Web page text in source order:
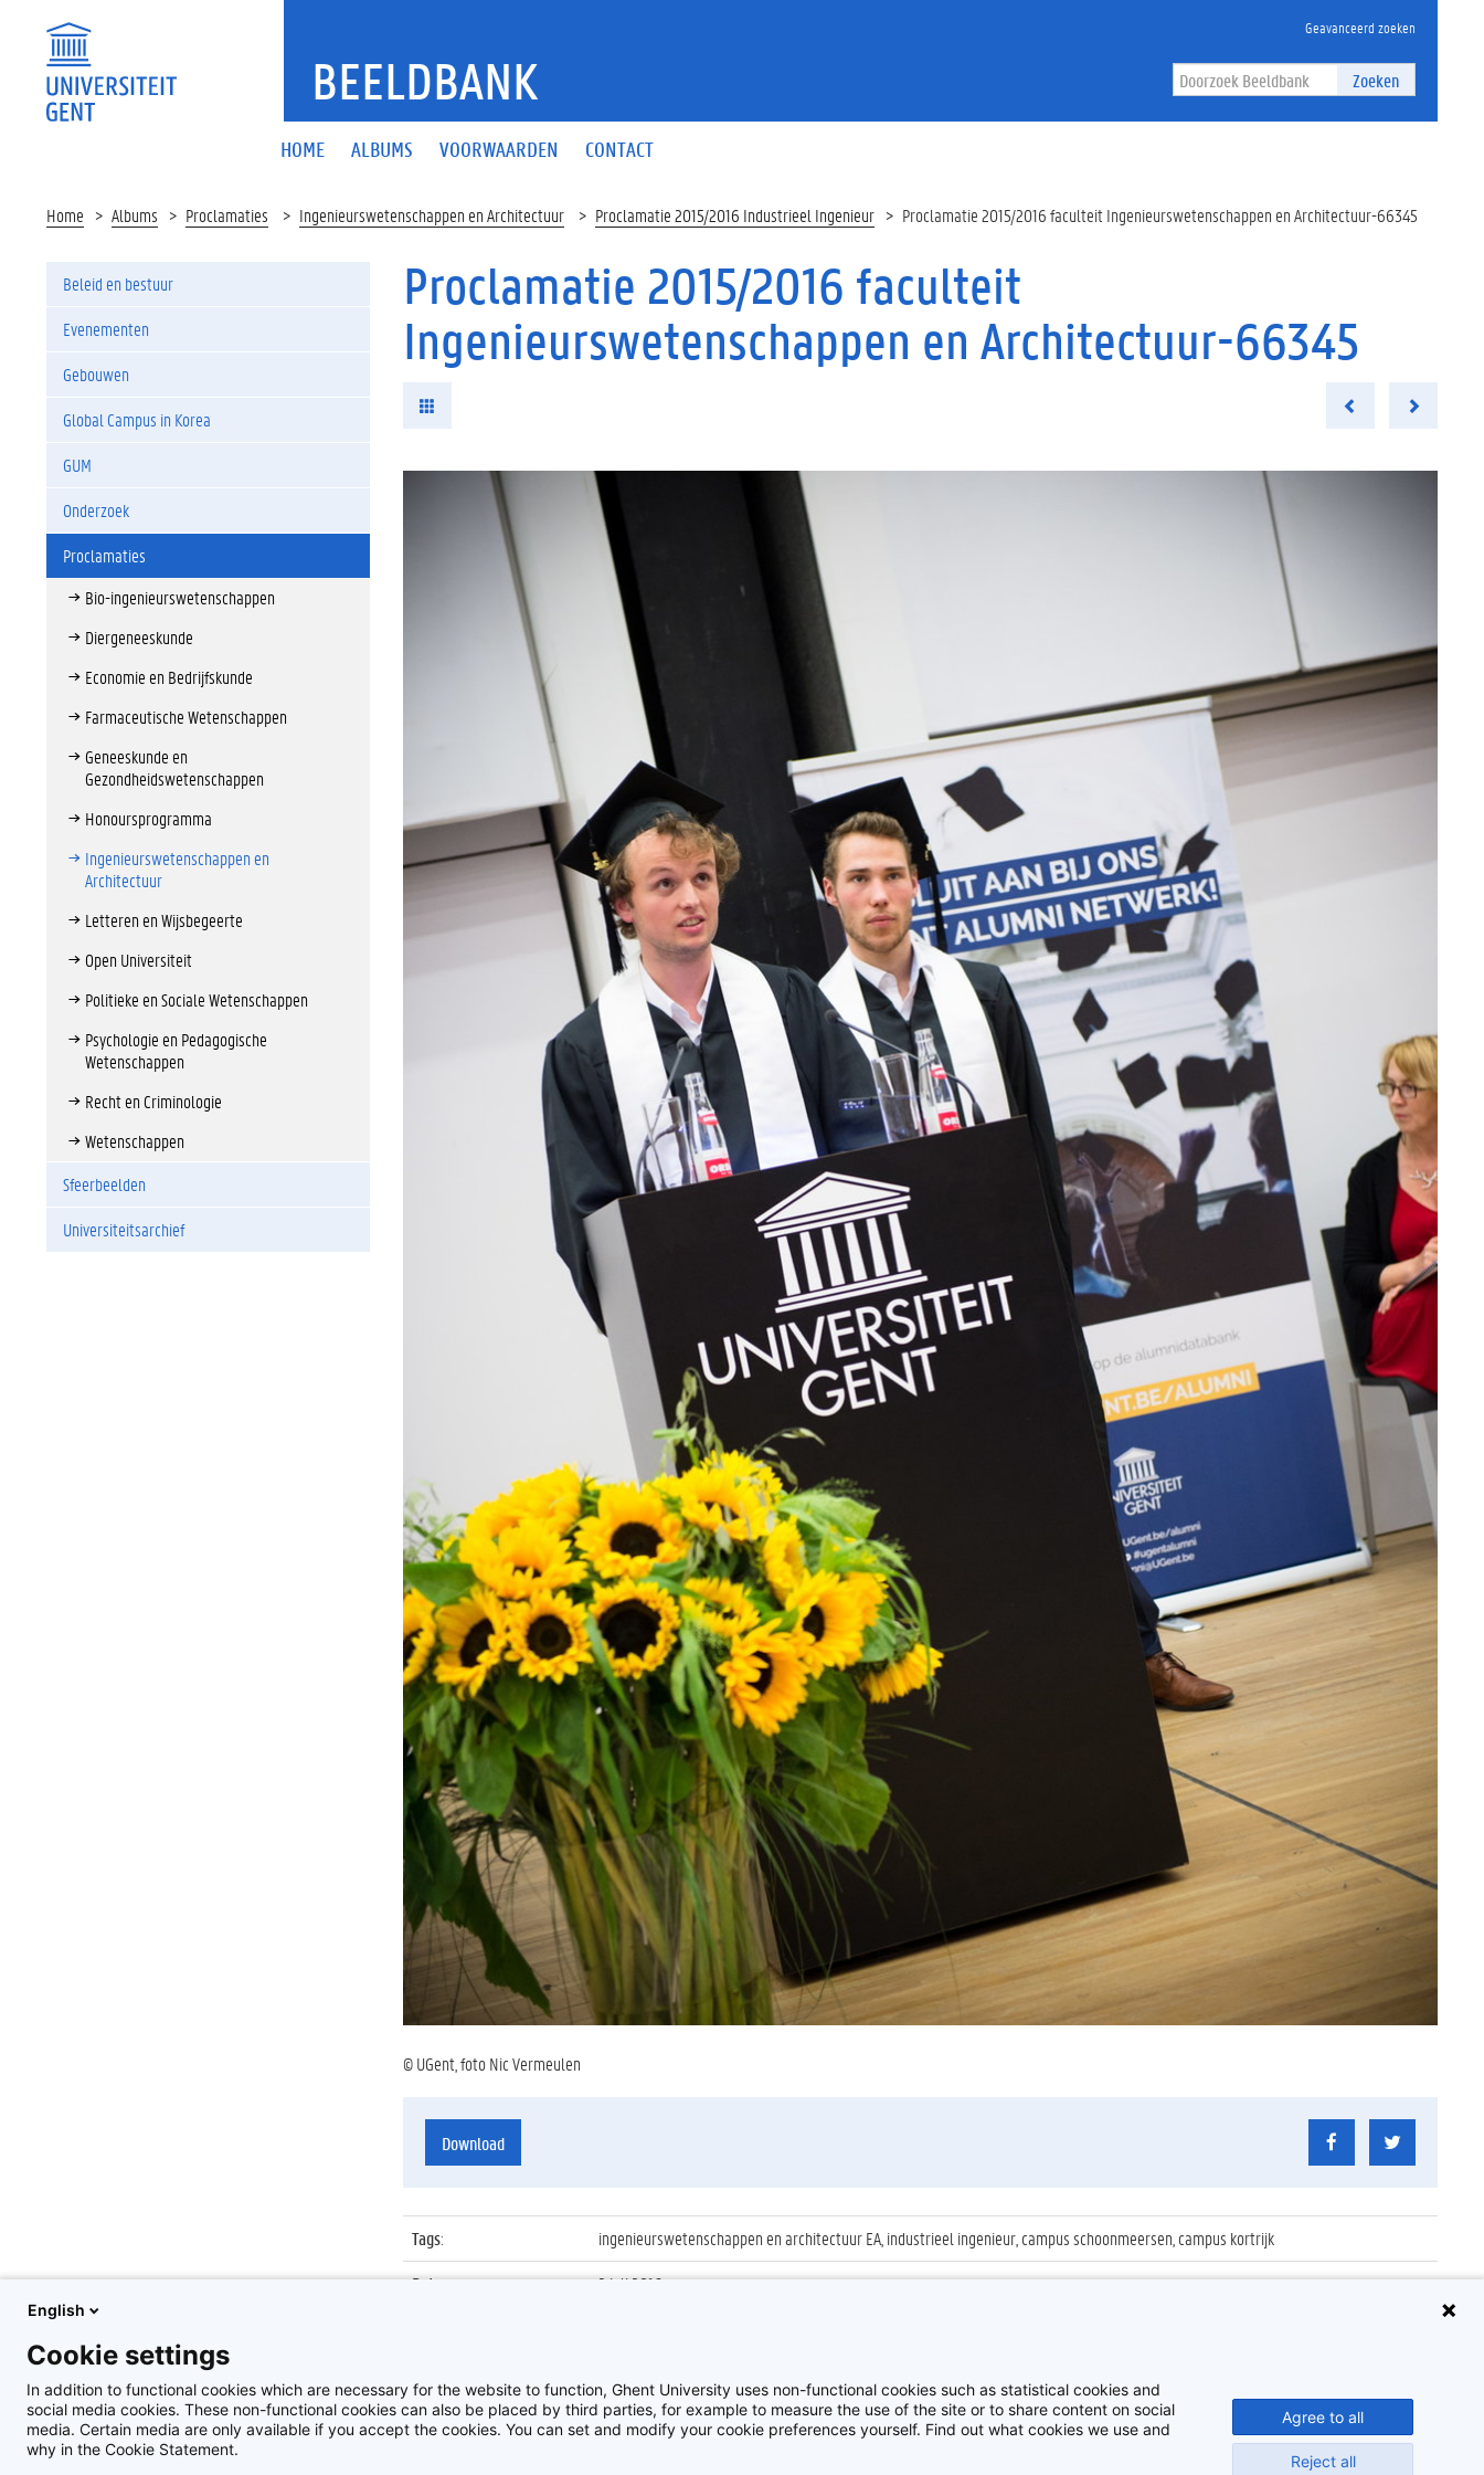
BEELDBANK
Geavanceerd zoeken
Zoeken
HOME ALBUMS VOORWAARDEN CONTACT
Home Albums Proclamaties Ingenieurswetenschappen en Architectuur Proclamatie 2015/2016 Industrieel Ingenieur Proclamatie 2015/2016 faculteit Ingenieurswetenschappen en Architectuur-66345
Beleid en bestuur
Evenementen
Gebouwen
Global Campus in Korea
GUM
Onderzoek
Proclamaties
Bio-ingenieurswetenschappen
Diergeneeskunde
Economie en Bedrijfskunde
Farmaceutische Wetenschappen
Geneeskunde en
Gezondheidswetenschappen
Honoursprogramma
Ingenieurswetenschappen en
Architectuur
Letteren en Wijsbegeerte
Open Universiteit
Politieke en Sociale Wetenschappen
Psychologie en Pedagogische
Wetenschappen
Recht en Criminologie
Wetenschappen
Sfeerbeelden
Universiteitsarchief
Proclamatie 2015/2016 faculteit
Ingenieurswetenschappen en Architectuur-66345
© UGent, foto Nic Vermeulen
Download
Tags:
ingenieurswetenschappen en architectuur EA, industrieel ingenieur, campus schoonmeersen, campus kortrijk
Datum:
2 juli 2016
English
Cookie settings
In addition to functional cookies which are necessary for the website to function, Ghent University uses non-functional cookies such as statistical cookies and
social media cookies. These non-functional cookies can also be placed by third parties, for example to measure the use of the site or to share content on social
media. Certain media are only available if you accept the cookies. You can set and modify your cookie preferences yourself. Find out what cookies we use and
why in the Cookie Statement.
Agree to all
Reject all